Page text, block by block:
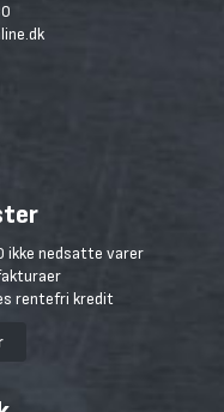
ikke nedsatte varer
rentefri kredit